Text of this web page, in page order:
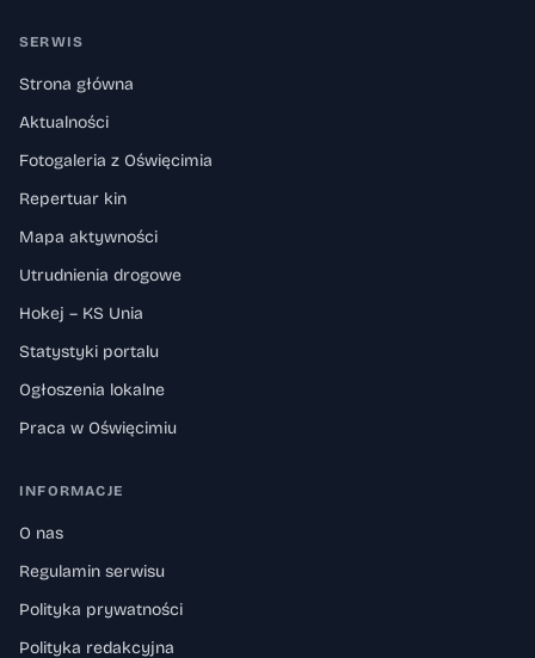
SERWIS
Strona główna
Aktualności
Fotogaleria z Oświęcimia
Repertuar kin
Mapa aktywności
Utrudnienia drogowe
Hokej – KS Unia
Statystyki portalu
Ogłoszenia lokalne
Praca w Oświęcimiu
INFORMACJE
O nas
Regulamin serwisu
Polityka prywatności
Polityka redakcyjna